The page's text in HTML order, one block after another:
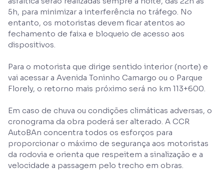
5h, para minimizar a interferência no tráfego. No
entanto, os motoristas devem ficar atentos ao
fechamento de faixa e bloqueio de acesso aos
dispositivos.
Para o motorista que dirige sentido interior (norte) e
vai acessar a Avenida Toninho Camargo ou o Parque
Florely, o retorno mais próximo será no km 113+600.
Em caso de chuva ou condições climáticas adversas, o
cronograma da obra poderá ser alterado. A CCR
AutoBAn concentra todos os esforços para
proporcionar o máximo de segurança aos motoristas
da rodovia e orienta que respeitem a sinalização e a
velocidade a passagem pelo trecho em obras.